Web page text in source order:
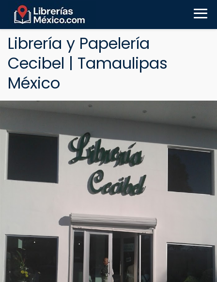
Librería y Papelería
Cecibel | Tamaulipas
México